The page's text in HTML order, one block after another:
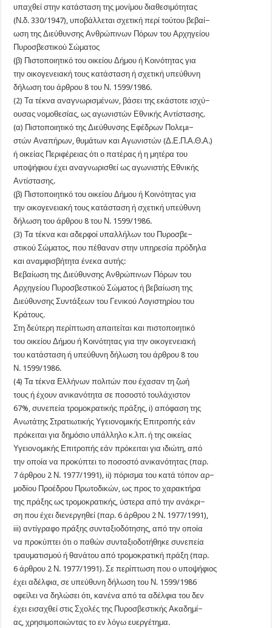
υπαχθεί στην κατάσταση της μονίμου διαθεσιμότητας
(Ν.δ. 330/1947), υποβάλλεται σχετική περί τούτου βεβαί−
ωση της Διεύθυνσης Ανθρώπινων Πόρων του Αρχηγείου
Πυροσβεστικού Σώματος
(β) Πιστοποιητικό του οικείου Δήμου ή Κοινότητας για
την οικογενειακή τους κατάσταση ή σχετική υπεύθυνη
δήλωση του άρθρου 8 του Ν. 1599/1986.
(2) Τα τέκνα αναγνωρισμένων, βάσει της εκάστοτε ισχύ−
ουσας νομοθεσίας, ως αγωνιστών Εθνικής Αντίστασης.
(α) Πιστοποιητικό της Διεύθυνσης Εφέδρων Πολεμι−
στών Αναπήρων, θυμάτων και Αγωνιστών (Δ.Ε.Π.Α.Θ.Α.)
ή οικείας Περιφέρειας ότι ο πατέρας ή η μητέρα του
υποψήφιου έχει αναγνωρισθεί ως αγωνιστής Εθνικής
Αντίστασης.
(β) Πιστοποιητικό του οικείου Δήμου ή Κοινότητας για
την οικογενειακή τους κατάσταση ή σχετική υπεύθυνη
δήλωση του άρθρου 8 του Ν. 1599/1986.
(3) Τα τέκνα και αδερφοί υπαλλήλων του Πυροσβε−
στικού Σώματος, που πέθαναν στην υπηρεσία πρόδηλα
και αναμφισβήτητα ένεκα αυτής:
Βεβαίωση της Διεύθυνσης Ανθρώπινων Πόρων του
Αρχηγείου Πυροσβεστικού Σώματος ή βεβαίωση της
Διεύθυνσης Συντάξεων του Γενικού Λογιστηρίου του
Κράτους.
Στη δεύτερη περίπτωση απαιτείται και πιστοποιητικό
του οικείου Δήμου ή Κοινότητας για την οικογενειακή
του κατάσταση ή υπεύθυνη δήλωση του άρθρου 8 του
Ν. 1599/1986.
(4) Τα τέκνα Ελλήνων πολιτών που έχασαν τη ζωή
τους ή έχουν ανικανότητα σε ποσοστό τουλάχιστον
67%, συνεπεία τρομοκρατικής πράξης, i) απόφαση της
Ανωτάτης Στρατιωτικής Υγειονομικής Επιτροπής εάν
πρόκειται για δημόσιο υπάλληλο κ.λπ. ή της οικείας
Υγειονομικής Επιτροπής εάν πρόκειται για ιδιώτη, από
την οποία να προκύπτει το ποσοστό ανικανότητας (παρ.
7 άρθρου 2 Ν. 1977/1991), ii) πόρισμα του κατά τόπον αρ−
μοδίου Προέδρου Πρωτοδικών, ως προς το χαρακτήρα
της πράξης ως τρομοκρατικής, ύστερα από την ανάκρι−
ση που έχει διενεργηθεί (παρ. 6 άρθρου 2 Ν. 1977/1991),
iii) αντίγραφο πράξης συνταξιοδότησης, από την οποία
να προκύπτει ότι ο παθών συνταξιοδοτήθηκε συνεπεία
τραυματισμού ή θανάτου από τρομοκρατική πράξη (παρ.
6 άρθρου 2 Ν. 1977/1991). Σε περίπτωση που ο υποψήφιος
έχει αδέλφια, σε υπεύθυνη δήλωση του Ν. 1599/1986
οφείλει να δηλώσει ότι, κανένα από τα αδέλφια του δεν
έχει εισαχθεί στις Σχολές της Πυροσβεστικής Ακαδημί−
ας, χρησιμοποιώντας το εν λόγω ευεργέτημα.